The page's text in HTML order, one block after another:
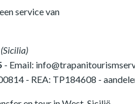
service van
(Sicilia)
- Email:
- REA: TP184608 -